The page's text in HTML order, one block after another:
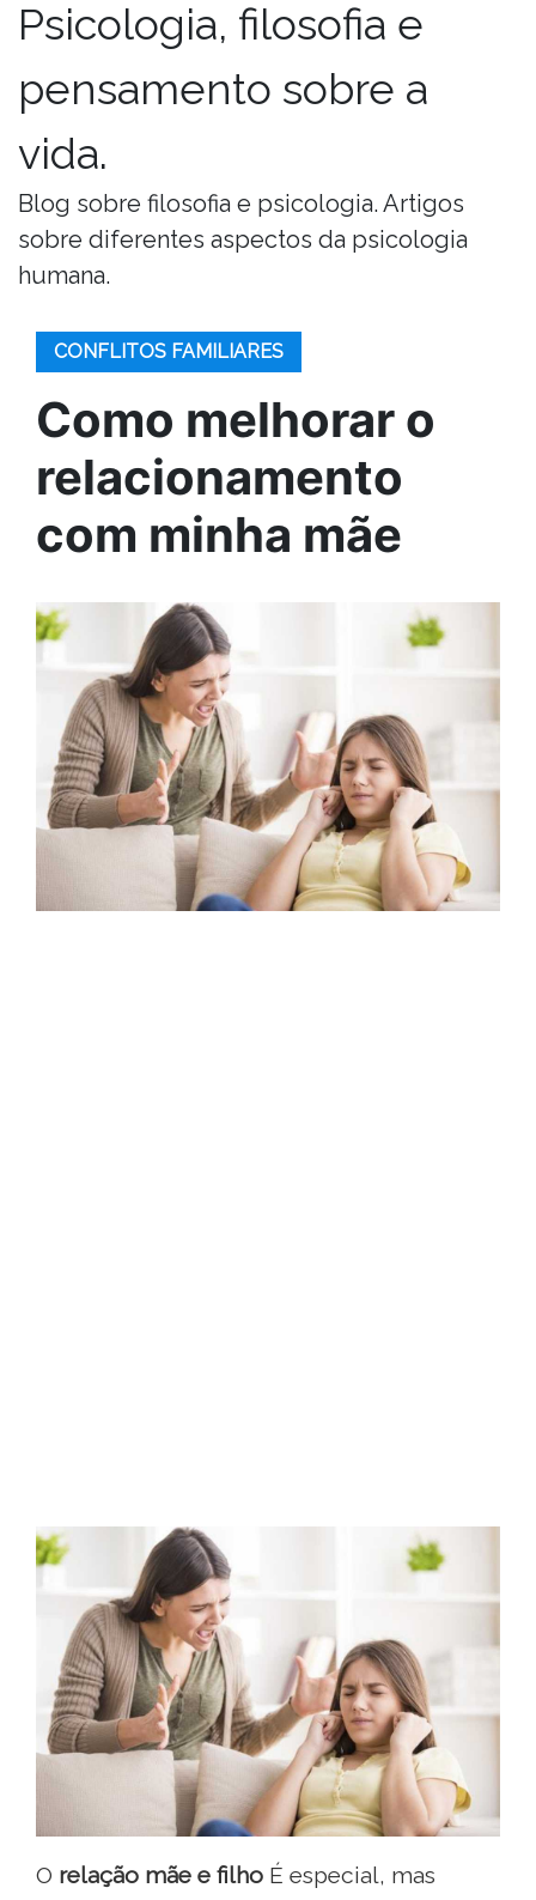
Psicologia, filosofia e
pensamento sobre a
vida.
Blog sobre filosofia e psicologia. Artigos
sobre diferentes aspectos da psicologia
humana.
CONFLITOS FAMILIARES
Como melhorar o
relacionamento
com minha mãe
O relação mãe e filho É especial, mas